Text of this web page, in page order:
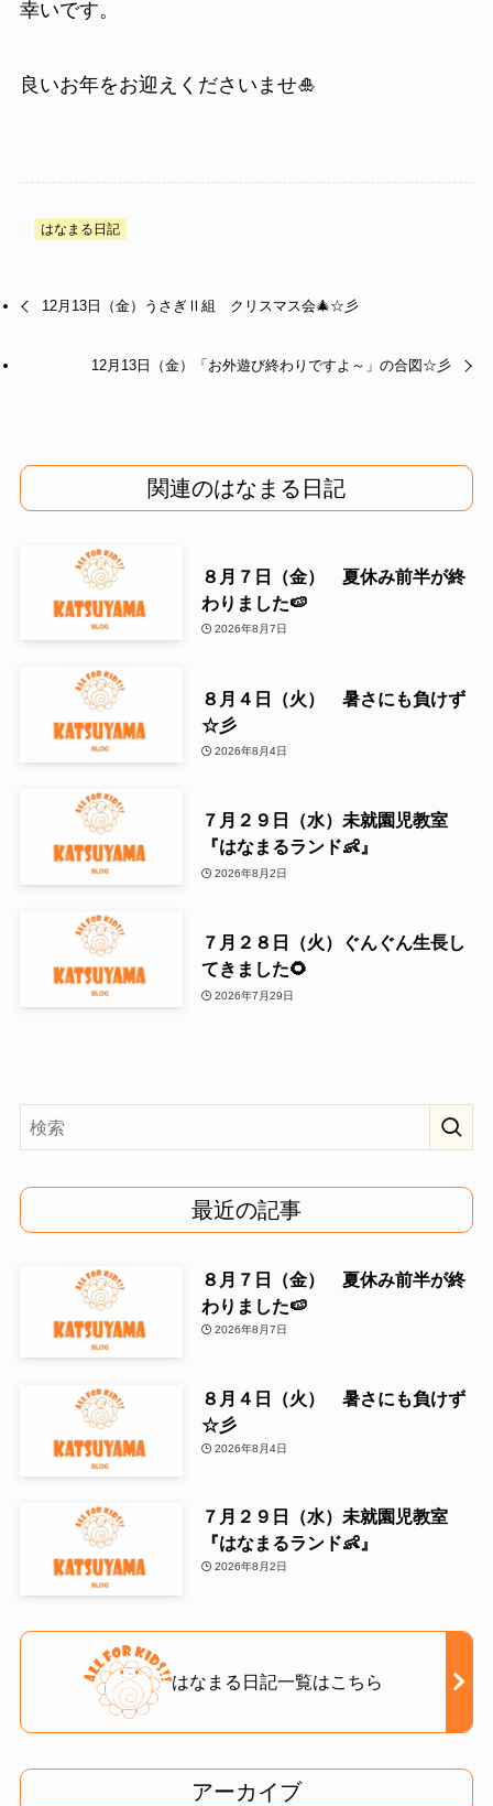
幸いです。
良いお年をお迎えくださいませ🎍
はなまる日記
12月13日（金）うさぎⅡ組 クリスマス会🎄☆彡
12月13日（金）「お外遊び終わりですよ～」の合図☆彡
関連のはなまる日記
８月７日（金） 夏休み前半が終
わりました🍉
2026年8月7日
８月４日（火） 暑さにも負けず
☆彡
2026年8月4日
７月２９日（水）未就園児教室
『はなまるランド👶』
2026年8月2日
７月２８日（火）ぐんぐん生長し
てきました🌻
2026年7月29日
最近の記事
８月７日（金） 夏休み前半が終
わりました🍉
2026年8月7日
８月４日（火） 暑さにも負けず
☆彡
2026年8月4日
７月２９日（水）未就園児教室
『はなまるランド👶』
2026年8月2日
はなまる日記一覧はこちら
アーカイブ